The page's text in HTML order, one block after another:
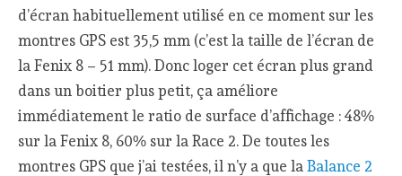
d’écran habituellement utilisé en ce moment sur les
montres GPS est 35,5 mm (c’est la taille de l’écran de
la Fenix 8 – 51 mm). Donc loger cet écran plus grand
dans un boitier plus petit, ça améliore
immédiatement le ratio de surface d’affichage : 48%
sur la Fenix 8, 60% sur la Race 2. De toutes les
montres GPS que j’ai testées, il n’y a que laBalance 2